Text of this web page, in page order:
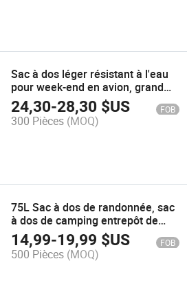
Sac à dos léger résistant à l'eau
pour week-end en avion, grand
sac de voyage
24,30-28,30 $US FOB
300 Pièces (MOQ)
75L Sac à dos de randonnée, sac
à dos de camping entrepôt de
chaussures pour hommes et
femmes Bpcp229
14,99-19,99 $US FOB
500 Pièces (MOQ)